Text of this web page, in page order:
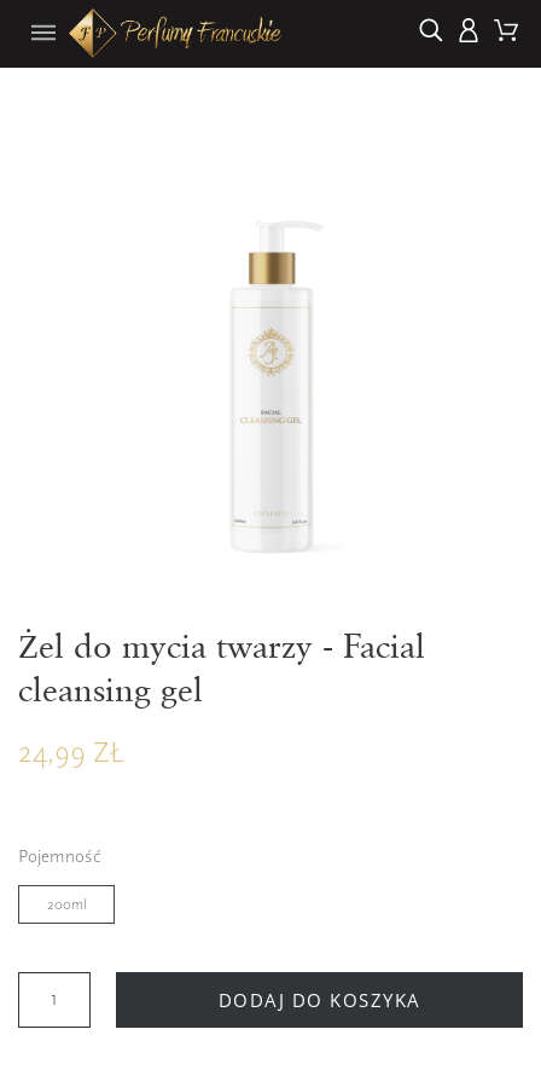
Żel do mycia twarzy - Facial
cleansing gel
24,99 ZŁ
Pojemność
200ml
DODAJ DO KOSZYKA